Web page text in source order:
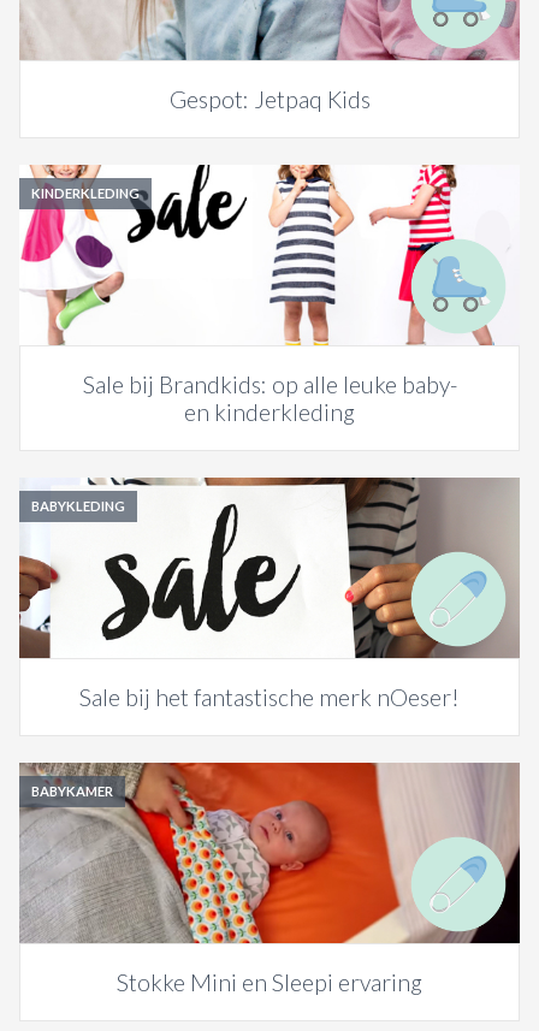
Gespot: Jetpaq Kids
KINDERKLEDING
Sale bij Brandkids: op alle leuke baby-
en kinderkleding
BABYKLEDING
Sale bij het fantastische merk nOeser!
BABYKAMER
Stokke Mini en Sleepi ervaring